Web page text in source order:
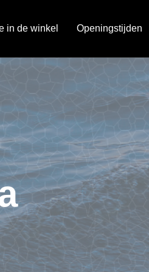
in de winkel Openingstijden